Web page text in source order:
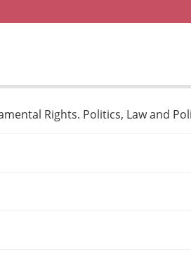
Rights. Politics, Law and